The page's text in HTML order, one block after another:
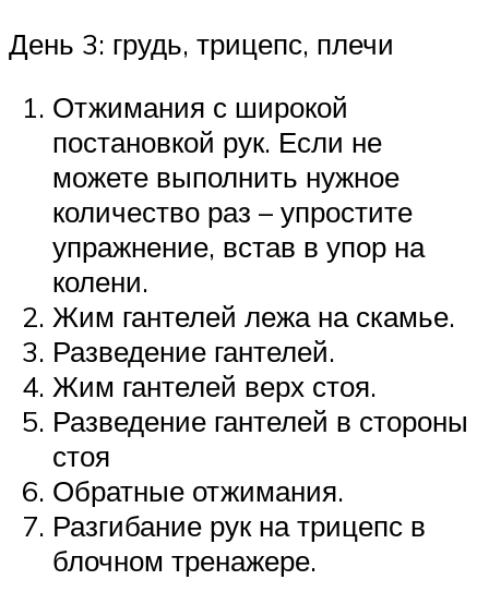
День 3: грудь, трицепс, плечи
Отжимания с широкой
постановкой рук. Если не
можете выполнить нужное
количество раз – упростите
упражнение, встав в упор на
колени.
Жим гантелей лежа на скамье.
Разведение гантелей.
Жим гантелей верх стоя.
Разведение гантелей в стороны
стоя
Обратные отжимания.
Разгибание рук на трицепс в
блочном тренажере.